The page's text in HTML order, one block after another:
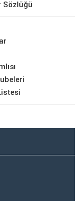
Sözlüğü